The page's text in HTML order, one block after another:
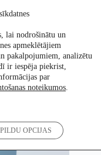
lai nodrošinātu un
apmeklētājiem
pakalpojumiem, analizētu
ir iespēja piekrist,
par
noteikumos.
OPCIJAS